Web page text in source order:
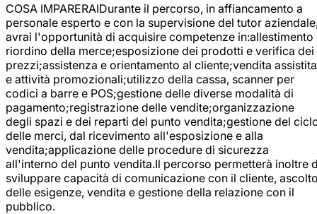
COSA IMPARERAIDurante il percorso, in affiancamento a
personale esperto e con la supervisione del tutor
avrai l'opportunità di acquisire competenze in:allestimento
riordino della merce;esposizione dei prodotti e verifica dei
prezzi;assistenza e orientamento al cliente;vendita assistita
e attività promozionali;utilizzo della cassa, scanner per
codici a barre e POS;gestione delle diverse modalità di
pagamento;registrazione delle vendite;organizzazione
degli spazi e dei reparti del punto vendita;gestione del
delle merci, dal ricevimento all'esposizione e alla
vendita;applicazione delle procedure di sicurezza
all'interno del punto vendita.Il percorso permetterà inoltre
sviluppare capacità di comunicazione con il cliente,
delle esigenze, vendita e gestione della relazione con il
pubblico.